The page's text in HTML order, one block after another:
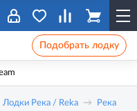
Подобрать лодку
Лодки Река / Reka
Река